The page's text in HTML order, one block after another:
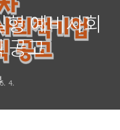
예비사회
공고
4.